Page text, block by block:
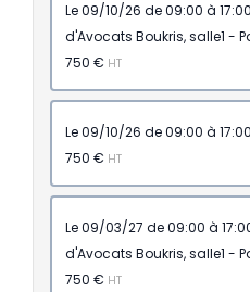
le 09/10/26 de 09:00 à 17:00 - ⚖️ PARIS, Cabinet
d'Avocats Boukris, salle1 -
750 € HT
750 € HT
le 09/03/27 de 09:00 à 17:00 - ⚖️ PARIS, Cabinet
d'Avocats Boukris, salle1 -
750 € HT